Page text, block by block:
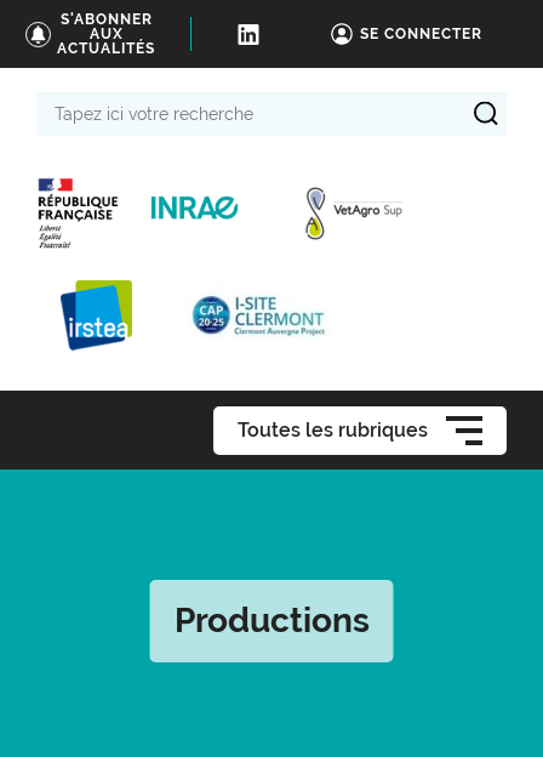
S'ABONNER
AUX
ACTUALITÉS
SE CONNECTER
Toutes les rubriques
Productions